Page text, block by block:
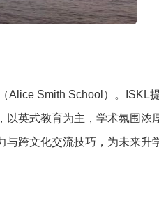
Alice Smith School）。ISKL
以英式教育为主，学术氛围浓
与跨文化交流技巧，为未来升